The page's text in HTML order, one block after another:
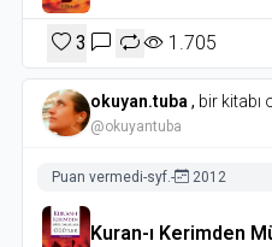
3 1.705
okuyan.tuba , bir kitabı
@okuyantuba
Puan vermedi-syf.- 2012
Kuran-ı Kerimden